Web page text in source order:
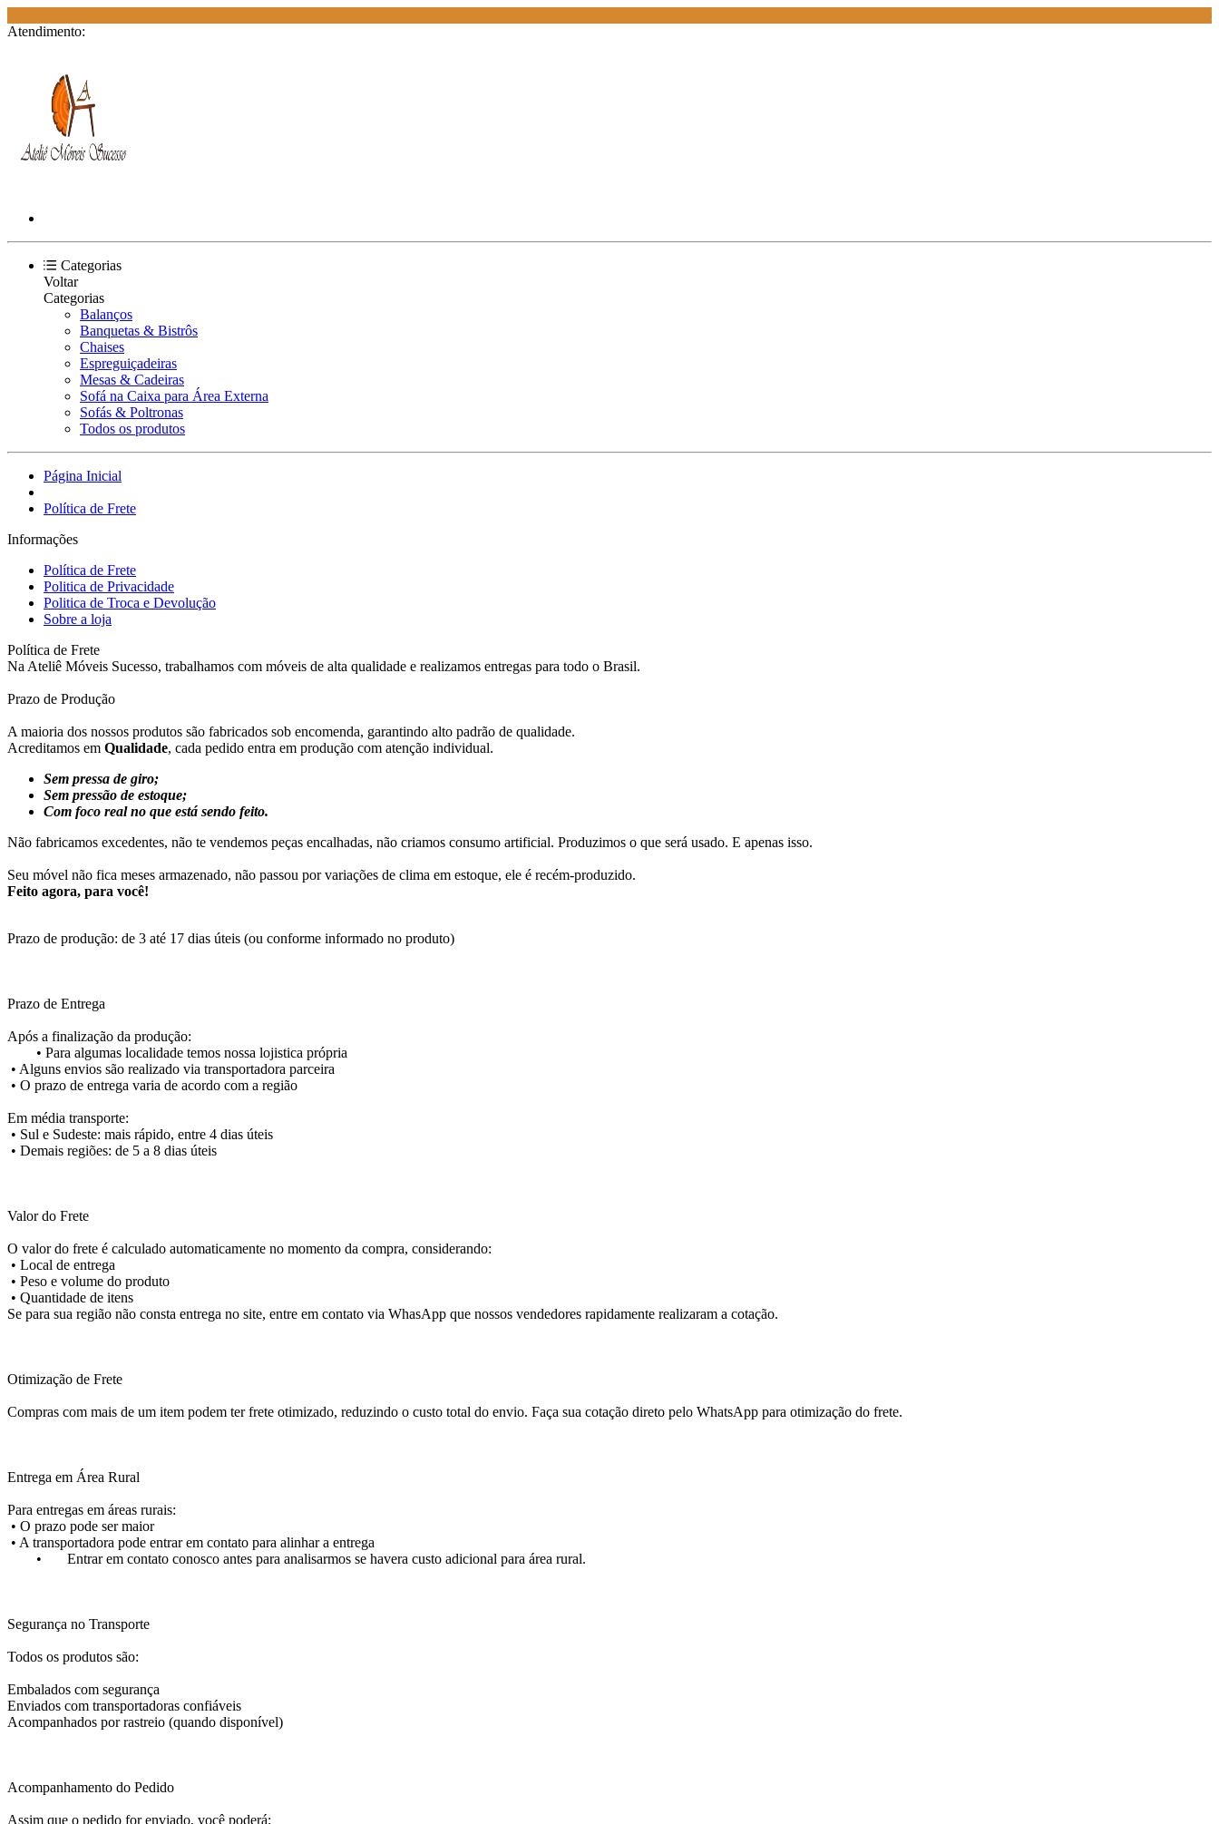
ESTÁ
Atendimento:
Categorias
Voltar
Categorias
Balanços
Banquetas & Bistrôs
Chaises
Espreguiçadeiras
Mesas & Cadeiras
Sofá na Caixa para Área Externa
Sofás & Poltronas
Todos os produtos
Página Inicial
Política de Frete
Informações
Política de Frete
Politica de Privacidade
Politica de Troca e Devolução
Sobre a loja
Política de Frete
Na Ateliê Móveis Sucesso, trabalhamos com móveis de alta qualidade e realizamos entregas para todo o Brasil.
Prazo de Produção
A maioria dos nossos produtos são fabricados sob encomenda, garantindo alto padrão de qualidade.
Acreditamos em Qualidade, cada pedido entra em produção com atenção individual.
Sem pressa de giro;
Sem pressão de estoque;
Com foco real no que está sendo feito.
Não fabricamos excedentes, não te vendemos peças encalhadas, não criamos consumo artificial. Produzimos o que será usado. E apenas isso.
Seu móvel não fica meses armazenado, não passou por variações de clima em estoque, ele é recém-produzido.
Feito agora, para você!
Prazo de produção: de 3 até 17 dias úteis (ou conforme informado no produto)
Prazo de Entrega
Após a finalização da produção:
• Para algumas localidade temos nossa lojistica própria
• Alguns envios são realizado via transportadora parceira
• O prazo de entrega varia de acordo com a região
Em média transporte:
• Sul e Sudeste: mais rápido, entre 4 dias úteis
• Demais regiões: de 5 a 8 dias úteis
Valor do Frete
O valor do frete é calculado automaticamente no momento da compra, considerando:
• Local de entrega
• Peso e volume do produto
• Quantidade de itens
Se para sua região não consta entrega no site, entre em contato via WhasApp que nossos vendedores rapidamente realizaram a cotação.
Otimização de Frete
Compras com mais de um item podem ter frete otimizado, reduzindo o custo total do envio. Faça sua cotação direto pelo WhatsApp para otimização do frete.
Entrega em Área Rural
Para entregas em áreas rurais:
• O prazo pode ser maior
• A transportadora pode entrar em contato para alinhar a entrega
• Entrar em contato conosco antes para analisarmos se havera custo adicional para área rural.
Segurança no Transporte
Todos os produtos são:
Embalados com segurança
Enviados com transportadoras confiáveis
Acompanhados por rastreio (quando disponível)
Acompanhamento do Pedido
Assim que o pedido for enviado, você poderá: